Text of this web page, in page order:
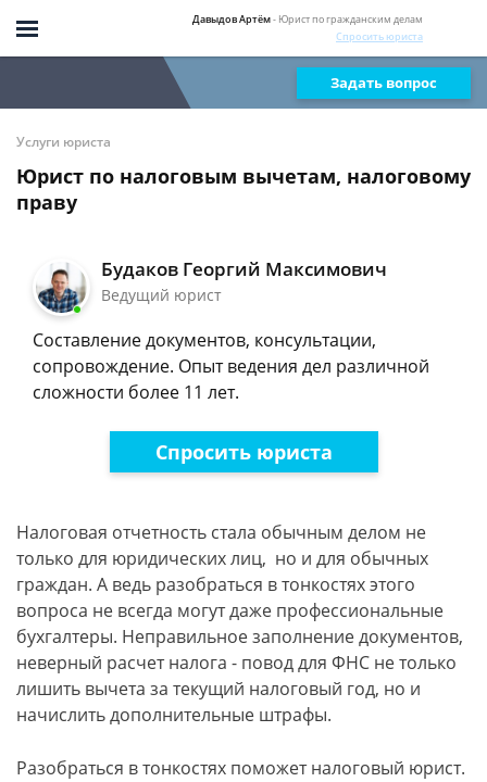
Давыдов Артём- Юрист по гражданским делам
Спросить юриста
Задать вопрос
Услуги юриста
Юрист по налоговым вычетам, налоговому
праву
Будаков Георгий Максимович
Ведущий юрист
Составление документов, консультации,
сопровождение. Опыт ведения дел различной
сложности более 11 лет.
Спросить юриста
Налоговая отчетность стала обычным делом не
только для юридических лиц, но и для обычных
граждан. А ведь разобраться в тонкостях этого
вопроса не всегда могут даже профессиональные
бухгалтеры. Неправильное заполнение документов,
неверный расчет налога - повод для ФНС не только
лишить вычета за текущий налоговый год, но и
начислить дополнительные штрафы.
Разобраться в тонкостях поможет налоговый юрист.